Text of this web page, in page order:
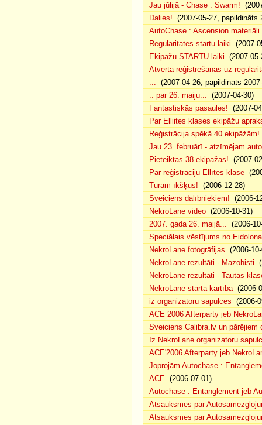
Jau jūlijā - Chase : Swarm!
Dalies! (2007-05-27, papildināts
AutoChase : Ascension materiāli
Regularitates startu laiki (2007-
Ekipāžu STARTU laiki (2007-
Atvērta reģistrēšanās uz
... (2007-04-26, papildināts
.. par 26. maiju... (2007-04-30)
Fantastiskās pasaules! (2007-
Par Elliites klases ekipāžu
Reģistrācija spēkā 40 ekipāžām!
Jau 23. februārī - atzīmējam
Pieteiktas 38 ekipāžas! (2007-
Par reģistrāciju Ellītes klasē
Turam īkšķus! (2006-12-28)
Sveiciens dalībniekiem! (2006-
NekroLane video (2006-10-31)
2007. gada 26. maijā... (2006-
Speciālais vēstījums no Eidolona
NekroLane fotogrāfijas (2006-
NekroLane rezultāti - Mazohisti
NekroLane rezultāti - Tautas
NekroLane starta kārtība(2006-
iz organizatoru sapulces (2006-
ACE 2006 Afterparty jeb
Sveiciens Calibra.lv un pārējiem
Iz NekroLane organizatoru
ACE'2006 Afterparty jeb
Joprojām Autochase :
ACE (2006-07-01)
Autochase : Entanglement jeb
Atsauksmes par
Atsauksmes par